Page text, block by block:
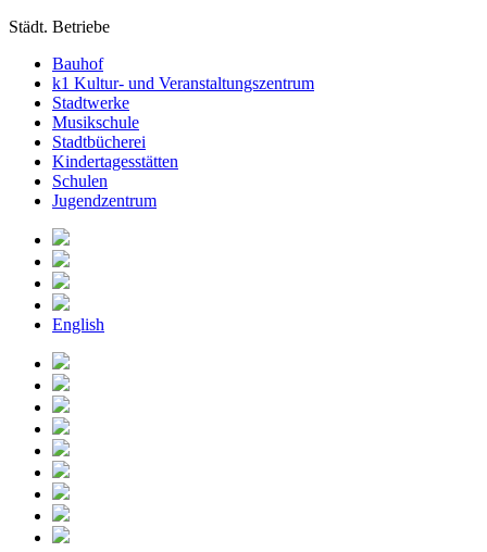
Städt. Betriebe
Bauhof
k1 Kultur- und Veranstaltungszentrum
Stadtwerke
Musikschule
Stadtbücherei
Kindertagesstätten
Schulen
Jugendzentrum
English